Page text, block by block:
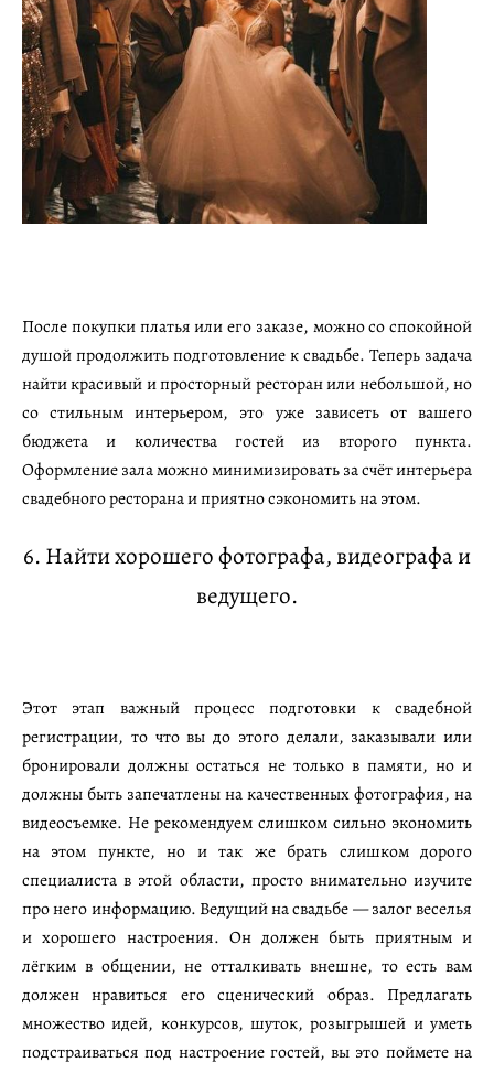
После покупки платья или его заказе, можно со спокойной
душой продолжить подготовление к свадьбе. Теперь задача
найти красивый и просторный ресторан или небольшой, но
со стильным интерьером, это уже зависеть от вашего
бюджета и количества гостей из второго пункта.
Оформление зала можно минимизировать за счёт интерьера
свадебного ресторана и приятно сэкономить на этом.
6. Найти хорошего фотографа, видеографа и
ведущего.
Этот этап важный процесс подготовки к свадебной
регистрации, то что вы до этого делали, заказывали или
бронировали должны остаться не только в памяти, но и
должны быть запечатлены на качественных фотография, на
видеосъемке. Не рекомендуем слишком сильно экономить
на этом пункте, но и так же брать слишком дорого
специалиста в этой области, просто внимательно изучите
про него информацию. Ведущий на свадьбе — залог веселья
и хорошего настроения. Он должен быть приятным и
лёгким в общении, не отталкивать внешне, то есть вам
должен нравиться его сценический образ. Предлагать
множество идей, конкурсов, шуток, розыгрышей и уметь
подстраиваться под настроение гостей, вы это поймете на